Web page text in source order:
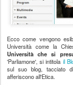
Ecco come vengono
Università come la
Università che si
'Parliamone', si intitola il
sul suo blog, tacciato
afferiscono all'Etica.